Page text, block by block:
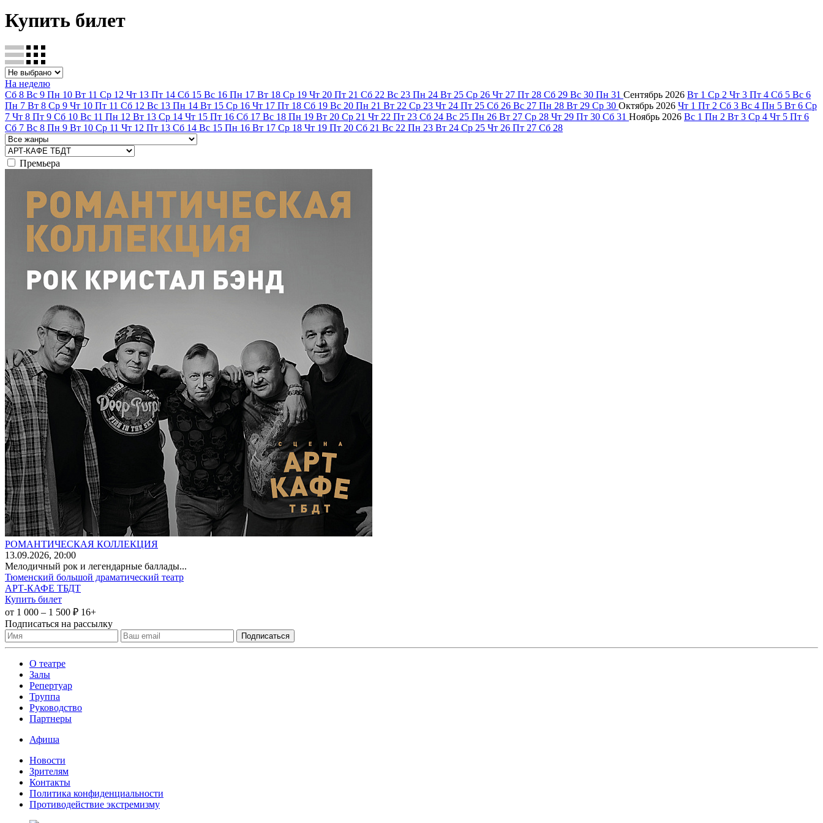
Купить билет
На неделю
Сб 8 Вс 9 Пн 10 Вт 11 Ср 12 Чт 13 Пт 14 Сб 15 Вс 16 Пн 17 Вт 18 Ср 19 Чт 20 Пт 21 Сб 22 Вс 23 Пн 24 Вт 25 Ср 26 Чт 27 Пт 28 Сб 29 Вс 30 Пн 31 Сентябрь 2026 Вт 1 Ср 2 Чт 3 Пт 4 Сб 5 Вс 6
Пн 7 Вт 8 Ср 9 Чт 10 Пт 11 Сб 12 Вс 13 Пн 14 Вт 15 Ср 16 Чт 17 Пт 18 Сб 19 Вс 20 Пн 21 Вт 22 Ср 23 Чт 24 Пт 25 Сб 26 Вс 27 Пн 28 Вт 29 Ср 30 Октябрь 2026 Чт 1 Пт 2 Сб 3 Вс 4 Пн 5 Вт 6 Ср
7 Чт 8 Пт 9 Сб 10 Вс 11 Пн 12 Вт 13 Ср 14 Чт 15 Пт 16 Сб 17 Вс 18 Пн 19 Вт 20 Ср 21 Чт 22 Пт 23 Сб 24 Вс 25 Пн 26 Вт 27 Ср 28 Чт 29 Пт 30 Сб 31 Ноябрь 2026 Вс 1 Пн 2 Вт 3 Ср 4 Чт 5 Пт 6
Сб 7 Вс 8 Пн 9 Вт 10 Ср 11 Чт 12 Пт 13 Сб 14 Вс 15 Пн 16 Вт 17 Ср 18 Чт 19 Пт 20 Сб 21 Вс 22 Пн 23 Вт 24 Ср 25 Чт 26 Пт 27 Сб 28
Премьера
РОМАНТИЧЕСКАЯ КОЛЛЕКЦИЯ
13.09.2026, 20:00
Мелодичный рок и легендарные баллады...
Тюменский большой драматический театр
АРТ-КАФЕ ТБДТ
Купить билет
от 1 000 – 1 500 ₽ 16+
Подписаться на рассылку
О театре
Залы
Репертуар
Труппа
Руководство
Партнеры
Афиша
Новости
Зрителям
Контакты
Политика конфиденциальности
Противодействие экстремизму